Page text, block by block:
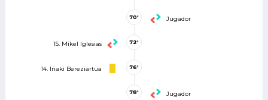
Jugador
70'
15. Mikel Iglesias 72'
14. Iñaki Bereziartua 76'
Jugador
78'